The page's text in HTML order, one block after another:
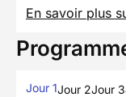
En savoir plus
Jour 1Jour 2Jour 3